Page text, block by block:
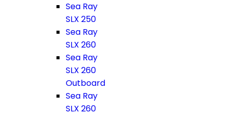
Sea Ray
SLX 250
Sea Ray
SLX 260
Sea Ray
SLX 260
Outboard
Sea Ray
SLX 260